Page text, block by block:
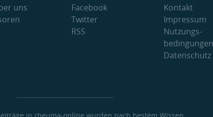
uns
Facebook
Twitter
RSS
Kontakt
Impressum
Nutzungs­
bedingungen
Datenschutz